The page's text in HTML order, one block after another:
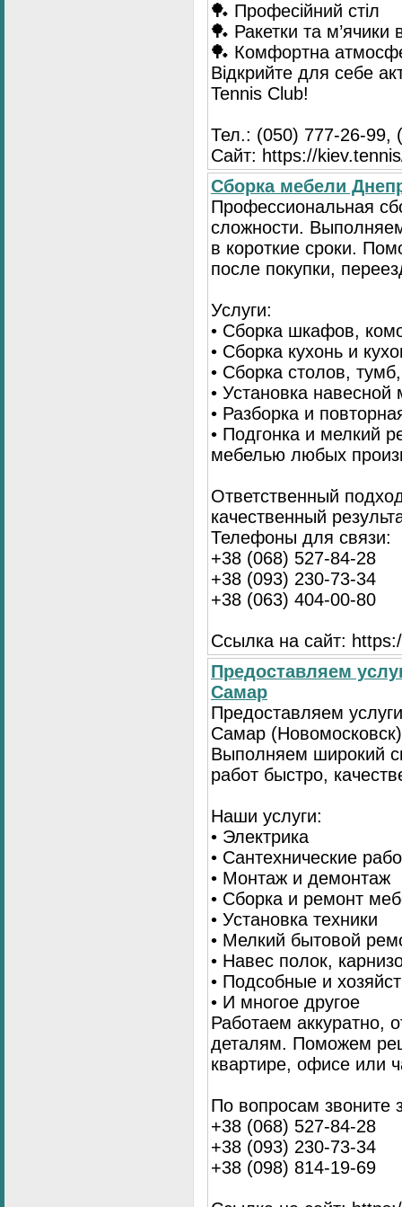
🏓 Професійний стіл
🏓 Ракетки та м’ячики
🏓 Комфортна
Відкрийте для себе
Tennis Club!
Тел.: (050) 777-26-99,
Сайт: https://
Сборка мебели
Профессиональная
сложности.
в короткие сроки.
после покупки,
Услуги:
• Сборка шкафов,
• Сборка кухонь и
• Сборка столов,
• Установка
• Разборка и
• Подгонка и мелкий
мебелью любых
Ответственный
качественный
Телефоны для связи:
+38 (068) 527-84-28
+38 (093) 230-73-34
+38 (063) 404-00-80
Ссылка на сайт:
Предоставляем
Самар
Предоставляем
Самар
Выполняем широкий
работ быстро,
Наши услуги:
• Электрика
• Сантехнические
• Монтаж и демонтаж
• Сборка и ремонт
• Установка техники
• Мелкий бытовой
• Навес полок,
• Подсобные и
• И многое другое
Работаем аккуратно,
деталям. Поможем
квартире, офисе или
По вопросам звоните
+38 (068) 527-84-28
+38 (093) 230-73-34
+38 (098) 814-19-69